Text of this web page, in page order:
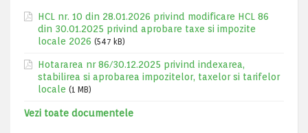
HCL nr. 10 din 28.01.2026 privind modificare HCL 86
din 30.01.2025 privind aprobare taxe si impozite
locale 2026 (547 kB)
Hotararea nr 86/30.12.2025 privind indexarea,
stabilirea si aprobarea impozitelor, taxelor si tarifelor
locale (1 MB)
Vezi toate documentele